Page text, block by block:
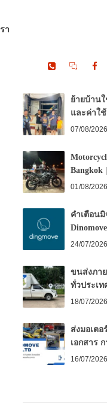
า
RECENT POSTS
ย้ายบ้าน
และค่าใ
07/08/2026
Bangkok
01/08/2026
คำเตือนมิ
Dinomove
24/07/2026
ขนส่งภา
ทั่วประเท
18/07/2026
ส่งมอเต
เอกสาร
16/07/2026